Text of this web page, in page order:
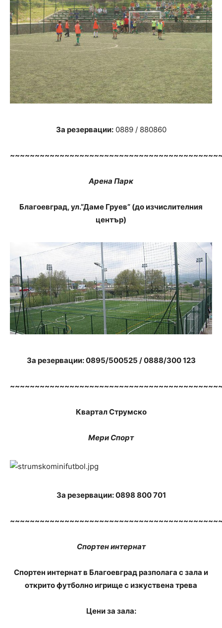
За резервации:0889 / 880860
Арена Парк
Благоевград, ул.”Даме Груев” (до изчислителния
център)
За резервации: 0895/500525 /0888/300 123
Квартал Струмско
Мери Спорт
За резервации: 0898 800 701
Спортен интернат
Спортен интернат в Благоевград разполага с зала и
открито футболно игрище с изкуствена трева
Цени за зала: